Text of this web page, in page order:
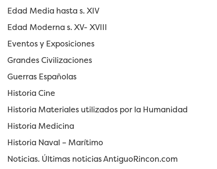
Edad Media hasta s. XIV
Edad Moderna s. XV- XVIII
Eventos y Exposiciones
Grandes Civilizaciones
Guerras Españolas
Historia Cine
Historia Materiales utilizados por la Humanidad
Historia Medicina
Historia Naval – Marítimo
Noticias. Últimas noticias AntiguoRincon.com